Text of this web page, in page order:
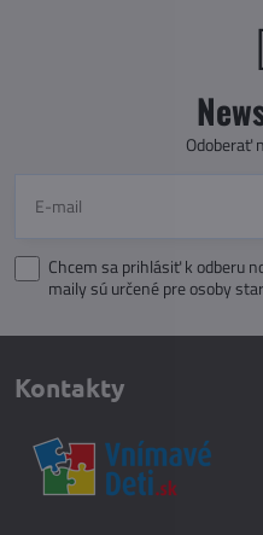
Odoberať
Chcem sa prihlásiť k odberu
maily sú určené pre osoby
Kontakty